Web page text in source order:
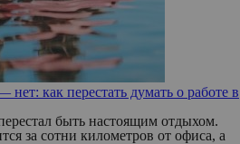
как перестать думать о работе в
быть настоящим отдыхом.
за сотни километров от офиса, а